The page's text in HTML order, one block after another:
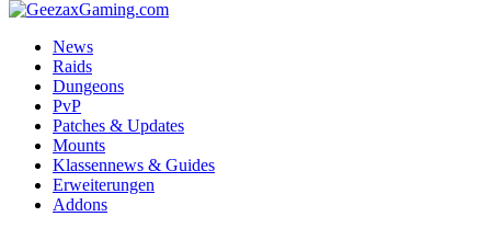
News
Raids
Dungeons
PvP
Patches & Updates
Mounts
Klassennews & Guides
Erweiterungen
Addons